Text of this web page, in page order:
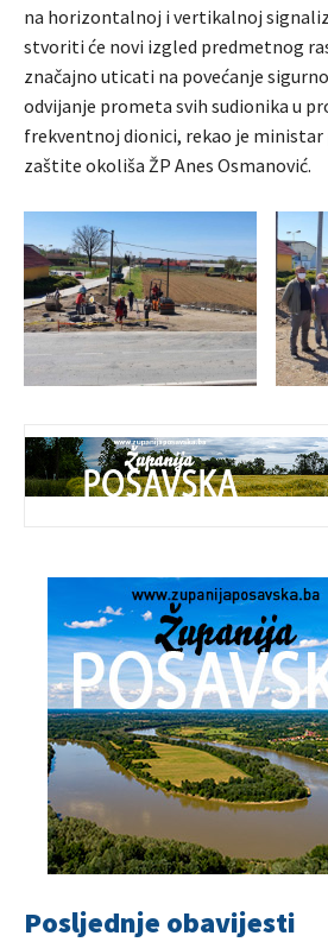
na horizontalnoj i vertikalnoj
stvoriti će novi izgled predmetnog
značajno uticati na povećanje
odvijanje prometa svih sudionika u
frekventnoj dionici, rekao je ministar
zaštite okoliša ŽP Anes Osmanović.
Posljednje obavijesti